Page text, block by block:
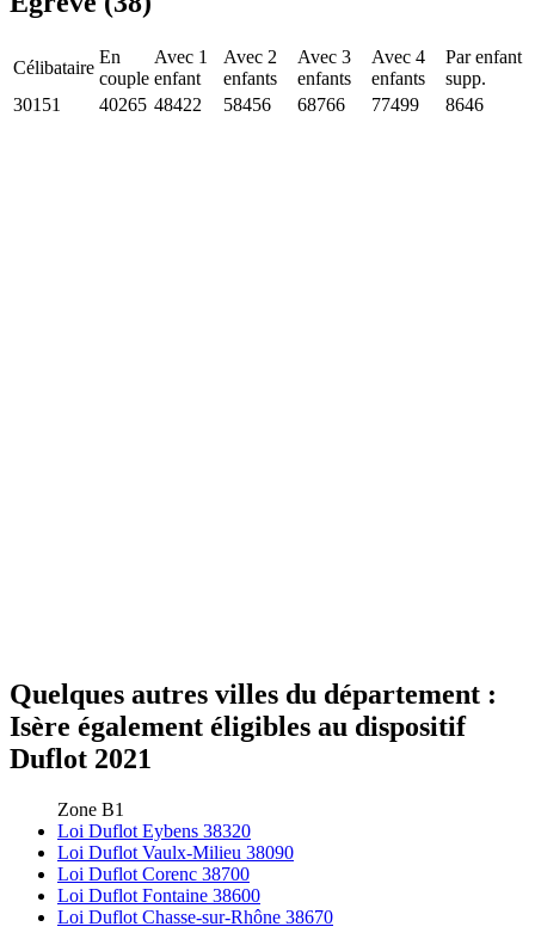
Célibataire
En
couple
Avec 1
enfant
Avec 2
enfants
Avec 3
enfants
Avec 4
enfants
Par enfant
supp.
30151
40265 48422 58456 68766 77499 8646
Quelques autres villes du département :
Isère également éligibles au dispositif
Duflot 2021
Zone B1
Loi Duflot Eybens 38320
Loi Duflot Vaulx-Milieu 38090
Loi Duflot Corenc 38700
Loi Duflot Fontaine 38600
Loi Duflot Chasse-sur-Rhône 38670